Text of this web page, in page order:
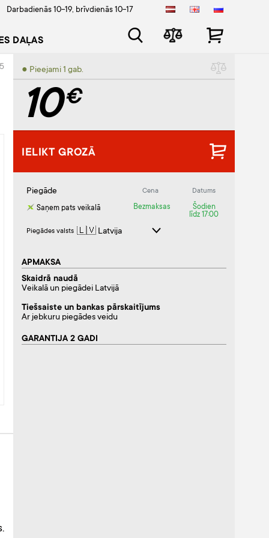
Darbadienās 10-19, brīvdienās 10-17
DAĻAS
● Pieejami 1 gab.
10€
IELIKT GROZĀ
Piegāde Cena Datums
Saņem pats veikalā Bezmaksas
Šodien
līdz 17:00
Piegādes valsts
APMAKSA
Skaidrā naudā
Veikalā un piegādei Latvijā
Tiešsaiste un bankas pārskaitījums
Ar jebkuru piegādes veidu
GARANTIJA 2 GADI